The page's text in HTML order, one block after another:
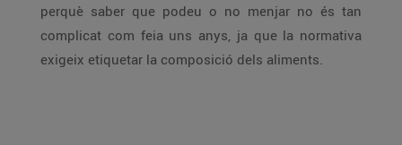
perquè saber que podeu o no menjar no és tan
complicat com feia uns anys, ja que la normativa
exigeix etiquetar la composició dels aliments.